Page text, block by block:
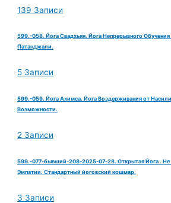
139 Записи
599.-058. Йога Свадхьяя. Йога Непрерывного
Патанджали.
5 Записи
599.-059. Йога Ахимса. Йога Воздерживания от
Возможности.
2 Записи
599.-077-бывший-208-2025-07-28. Открытая Йога . Не
Эмпатии. Стандартный йоговский кошмар.
3 Записи